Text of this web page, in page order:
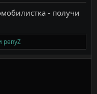
- получи
penyZ